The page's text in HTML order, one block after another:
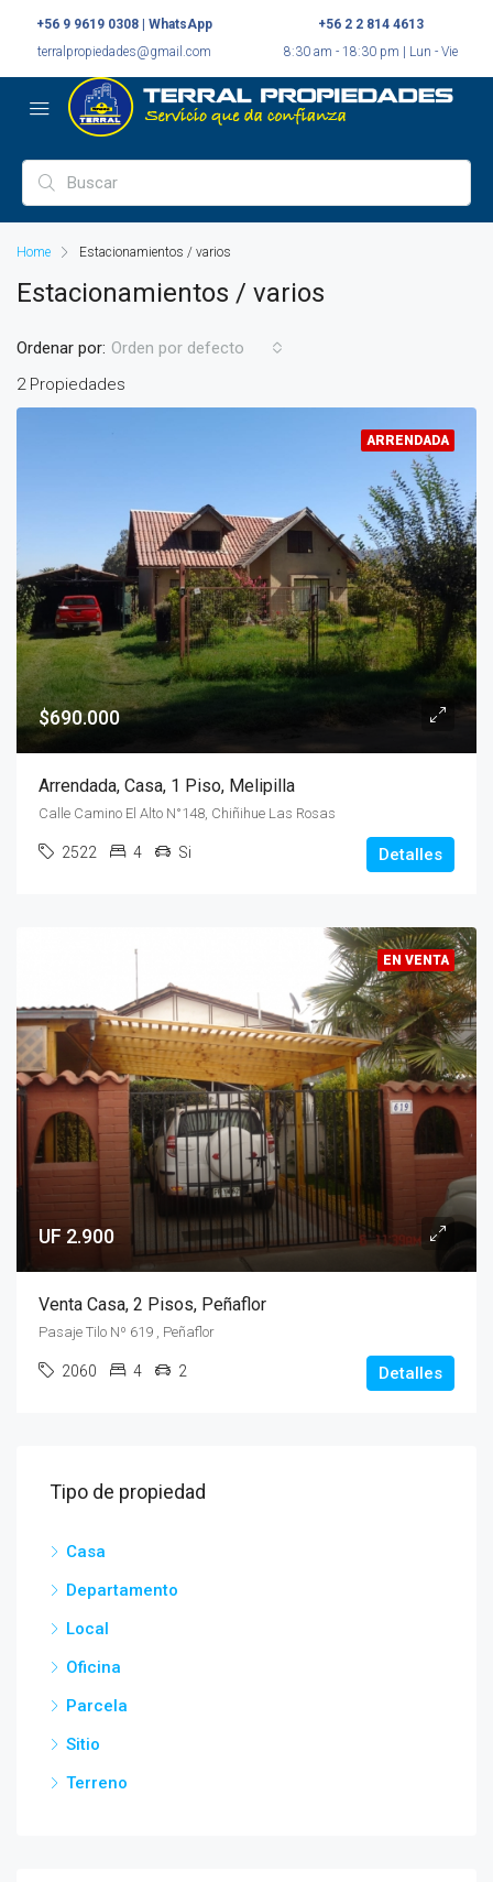
+56 9 9619 0308 | WhatsApp
terralpropiedades@gmail.com
+56 2 2 814 4613
8:30 am - 18:30 pm | Lun - Vie
Home Estacionamientos / varios
Estacionamientos / varios
2 Propiedades
Ordenar por: Orden por defecto
ARRENDADA
$690.000
Arrendada, Casa, 1 Piso, Melipilla
Calle Camino El Alto N°148, Chiñihue Las Rosas
2522 4 Si Detalles
EN VENTA
UF 2.900
Venta Casa, 2 Pisos, Peñaflor
Pasaje Tilo Nº 619 , Peñaflor
2060 4 2 Detalles
Tipo de propiedad
Casa
Departamento
Local
Oficina
Parcela
Sitio
Terreno